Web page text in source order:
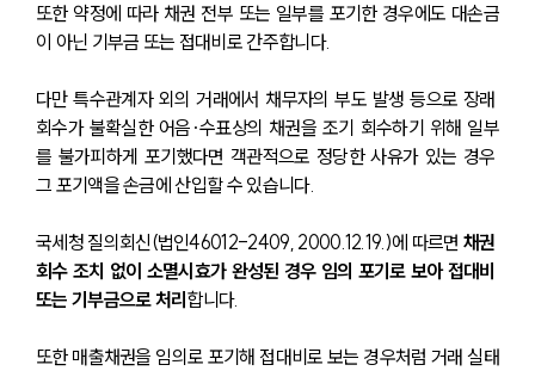
또한 약정에 따라 채권 전부 또는 일부를 포기한 경우에도 대손금
이 아닌 기부금 또는 접대비로 간주합니다.
다만 특수관계자 외의 거래에서 채무자의 부도 발생 등으로 장래
회수가 불확실한 어음·수표상의 채권을 조기 회수하기 위해 일부
를 불가피하게 포기했다면 객관적으로 정당한 사유가 있는 경우
그 포기액을 손금에 산입할 수 있습니다.
국세청 질의회신(법인46012-2409, 2000.12.19.)에 따르면 채권
회수 조치 없이 소멸시효가 완성된 경우 임의 포기로 보아 접대비
또는 기부금으로 처리 합니다.
또한 매출채권을 임의로 포기해 접대비로 보는 경우처럼 거래 실태